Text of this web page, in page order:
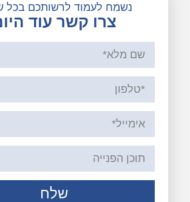
נשמח לעמוד לרשותכם בכל
צרו קשר עוד
שלח